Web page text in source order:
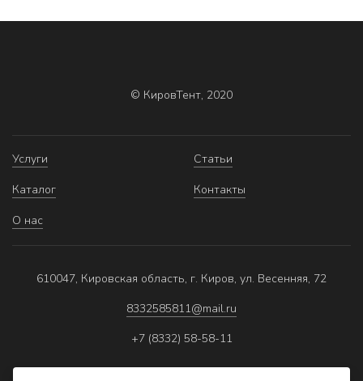
© КировТент, 2020
Услуги
Каталог
О нас
Статьи
Контакты
610047, Кировская область, г. Киров, ул. Весенняя, 72
8332585811@mail.ru
+7 (8332) 58-58-11